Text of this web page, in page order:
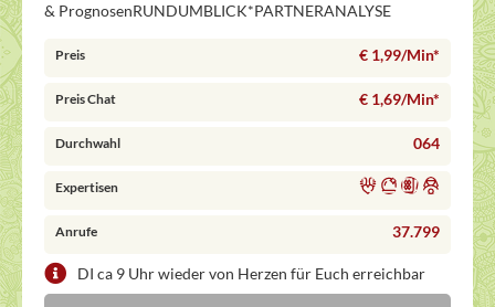
& PrognosenRUNDUMBLICK*PARTNERANALYSE
Preis € 1,99/Min*
Preis Chat € 1,69/Min*
Durchwahl 064
Expertisen
Anrufe 37.799
DI ca 9 Uhr wieder von Herzen für Euch erreichbar